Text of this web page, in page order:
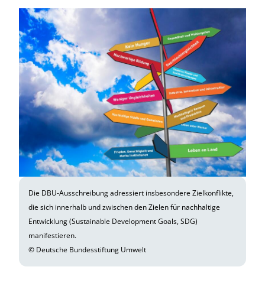
Die DBU-Ausschreibung adressiert insbesondere Zielkonflikte,
die sich innerhalb und zwischen den Zielen für nachhaltige
Entwicklung (Sustainable Development Goals, SDG)
manifestieren.
© Deutsche Bundesstiftung Umwelt